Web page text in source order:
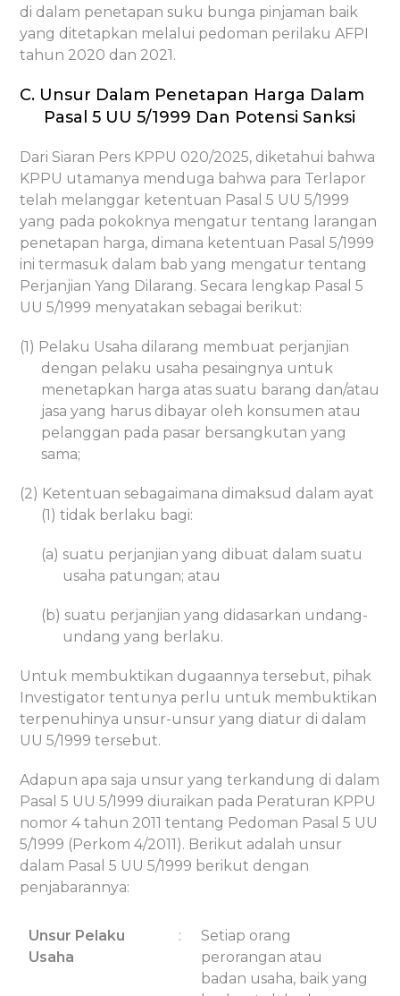
di dalam penetapan suku bunga pinjaman baik
yang ditetapkan melalui pedoman perilaku AFPI
tahun 2020 dan 2021.
C. Unsur Dalam Penetapan Harga Dalam
Pasal 5 UU 5/1999 Dan Potensi Sanksi
Dari Siaran Pers KPPU 020/2025, diketahui bahwa
KPPU utamanya menduga bahwa para Terlapor
telah melanggar ketentuan Pasal 5 UU 5/1999
yang pada pokoknya mengatur tentang larangan
penetapan harga, dimana ketentuan Pasal 5/1999
ini termasuk dalam bab yang mengatur tentang
Perjanjian Yang Dilarang. Secara lengkap Pasal 5
UU 5/1999 menyatakan sebagai berikut:
(1) Pelaku Usaha dilarang membuat perjanjian
dengan pelaku usaha pesaingnya untuk
menetapkan harga atas suatu barang dan/atau
jasa yang harus dibayar oleh konsumen atau
pelanggan pada pasar bersangkutan yang
sama;
(2) Ketentuan sebagaimana dimaksud dalam ayat
(1) tidak berlaku bagi:
(a) suatu perjanjian yang dibuat dalam suatu
usaha patungan; atau
(b) suatu perjanjian yang didasarkan undang-
undang yang berlaku.
Untuk membuktikan dugaannya tersebut, pihak
Investigator tentunya perlu untuk membuktikan
terpenuhinya unsur-unsur yang diatur di dalam
UU 5/1999 tersebut.
Adapun apa saja unsur yang terkandung di dalam
Pasal 5 UU 5/1999 diuraikan pada Peraturan KPPU
nomor 4 tahun 2011 tentang Pedoman Pasal 5 UU
5/1999 (Perkom 4/2011). Berikut adalah unsur
dalam Pasal 5 UU 5/1999 berikut dengan
penjabarannya:
Unsur Pelaku
Usaha
:
Setiap orang
perorangan atau
badan usaha, baik yang